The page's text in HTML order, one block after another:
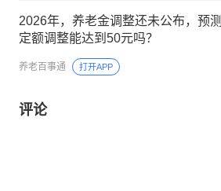
2026年，养老金调整还未公布，预测
定额调整能达到50元吗？
养老百事通 打开APP
评论